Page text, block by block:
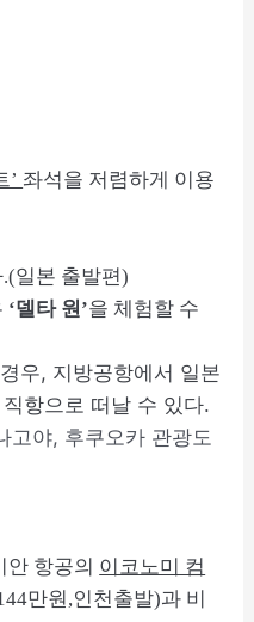
’ 좌석을 저렴하게 이용
일본 출발편)
‘델타 원’을 체험할 수
우, 지방공항에서 일본
항으로 떠날 수 있다.
고야, 후쿠오카 관광도
안 항공의 이코노미 컴
만원,인천출발)과 비